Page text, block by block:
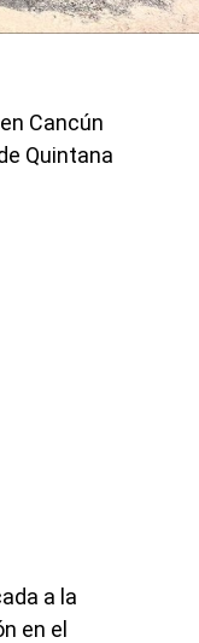
Cancún
Quintana
a la
en el